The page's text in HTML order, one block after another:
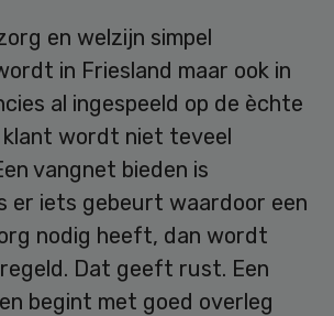
en welzijn simpel
in Friesland maar ook in
al ingespeeld op de èchte
klant wordt niet teveel
vangnet bieden is
er iets gebeurt waardoor een
nodig heeft, dan wordt
Dat geeft rust. Een
begint met goed overleg